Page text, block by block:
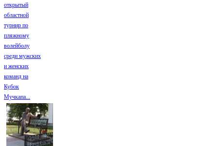
открытый
областной
турнир по
пляжному
волейболу
среди мужских
и женских
команд на
Кубок
Мучкапа...